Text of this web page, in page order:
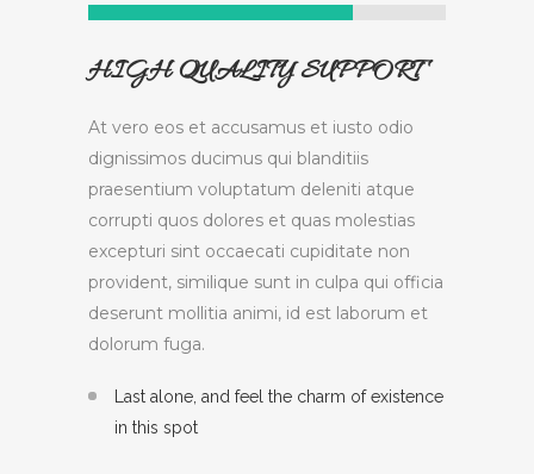
HIGH QUALITY SUPPORT
At vero eos et accusamus et iusto odio
dignissimos ducimus qui blanditiis
praesentium voluptatum deleniti atque
corrupti quos dolores et quas molestias
excepturi sint occaecati cupiditate non
provident, similique sunt in culpa qui officia
deserunt mollitia animi, id est laborum et
dolorum fuga.
Last alone, and feel the charm of existence
in this spot